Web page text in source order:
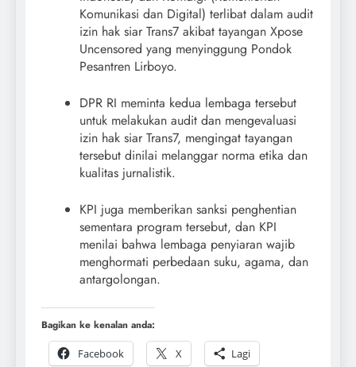
Komunikasi dan Digital) terlibat dalam audit
izin hak siar Trans7 akibat tayangan Xpose
Uncensored yang menyinggung Pondok
Pesantren Lirboyo.
DPR RI meminta kedua lembaga tersebut
untuk melakukan audit dan mengevaluasi
izin hak siar Trans7, mengingat tayangan
tersebut dinilai melanggar norma etika dan
kualitas jurnalistik.
KPI juga memberikan sanksi penghentian
sementara program tersebut, dan KPI
menilai bahwa lembaga penyiaran wajib
menghormati perbedaan suku, agama, dan
antargolongan.
Bagikan ke kenalan anda:
Facebook
X Lagi